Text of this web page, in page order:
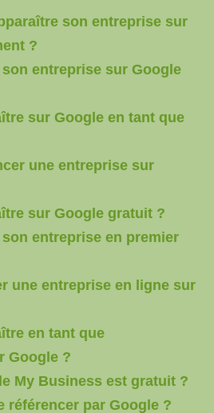
son entreprise sur
?
entreprise sur Google
sur Google en tant que
une entreprise sur
sur Google gratuit ?
entreprise en premier
une entreprise en ligne sur
en tant que
Google ?
My Business est gratuit ?
référencer par Google ?